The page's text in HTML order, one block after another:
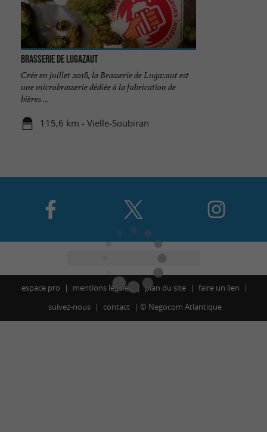
Brasserie de Lugazaut
Crée en juillet 2018, la Brasserie de Lugazaut est
une microbrasserie dédiée à la fabrication de
bières ...
115,6 km - Vielle-Soubiran
espace pro mentions légales plan du site
faire un lien
suivez-nous
contact © Negocom Atlantique